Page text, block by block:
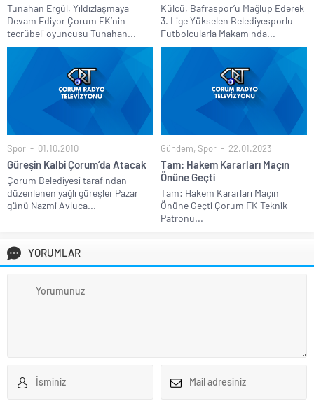
Tunahan Ergül, Yıldızlaşmaya
Devam Ediyor Çorum FK’nin
tecrübeli oyuncusu Tunahan...
Külcü, Bafraspor’u Mağlup Ederek
3. Lige Yükselen Belediyesporlu
Futbolcularla Makamında...
Spor 01.10.2010
Güreşin Kalbi Çorum’da Atacak
Çorum Belediyesi tarafından
düzenlenen yağlı güreşler Pazar
günü Nazmi Avluca...
Gündem, Spor 22.01.2023
Tam: Hakem Kararları Maçın
Önüne Geçti
Tam: Hakem Kararları Maçın
Önüne Geçti Çorum FK Teknik
Patronu...
YORUMLAR